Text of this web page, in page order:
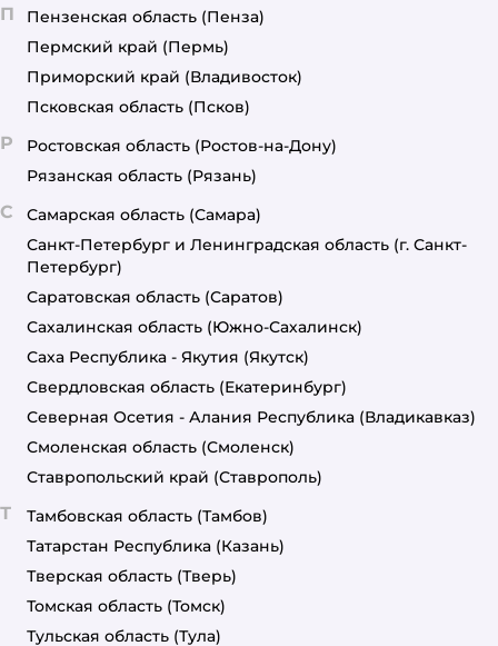
П Пензенская область (Пенза)
Пермский край (Пермь)
Приморский край (Владивосток)
Псковская область (Псков)
Р Ростовская область (Ростов-на-Дону)
Рязанская область (Рязань)
С Самарская область (Самара)
Санкт-Петербург и Ленинградская область (г. Санкт-
Петербург)
Саратовская область (Саратов)
Сахалинская область (Южно-Сахалинск)
Саха Республика - Якутия (Якутск)
Свердловская область (Екатеринбург)
Северная Осетия - Алания Республика (Владикавказ)
Смоленская область (Смоленск)
Ставропольский край (Ставрополь)
Т Тамбовская область (Тамбов)
Татарстан Республика (Казань)
Тверская область (Тверь)
Томская область (Томск)
Тульская область (Тула)